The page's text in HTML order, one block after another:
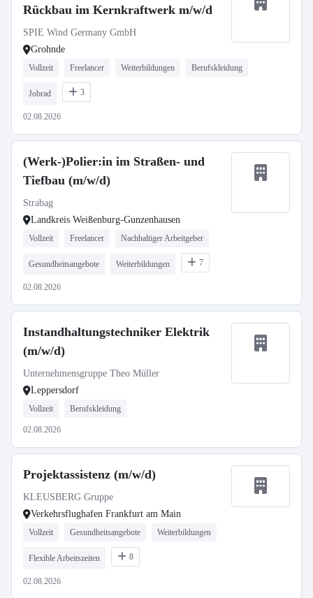
Rückbau im Kernkraftwerk m/w/d
SPIE Wind Germany GmbH
Grohnde
Vollzeit Freelancer Weiterbildungen Berufskleidung
Jobrad 3
02.08.2026
(Werk-)Polier:in im Straßen- und
Tiefbau (m/w/d)
Strabag
Landkreis Weißenburg-Gunzenhausen
Vollzeit Freelancer Nachhaltiger Arbeitgeber
Gesundheitsangebote Weiterbildungen 7
02.08.2026
Instandhaltungstechniker Elektrik
(m/w/d)
Unternehmensgruppe Theo Müller
Leppersdorf
Vollzeit Berufskleidung
02.08.2026
Projektassistenz (m/w/d)
KLEUSBERG Gruppe
Verkehrsflughafen Frankfurt am Main
Vollzeit Gesundheitsangebote Weiterbildungen
Flexible Arbeitszeiten 8
02.08.2026